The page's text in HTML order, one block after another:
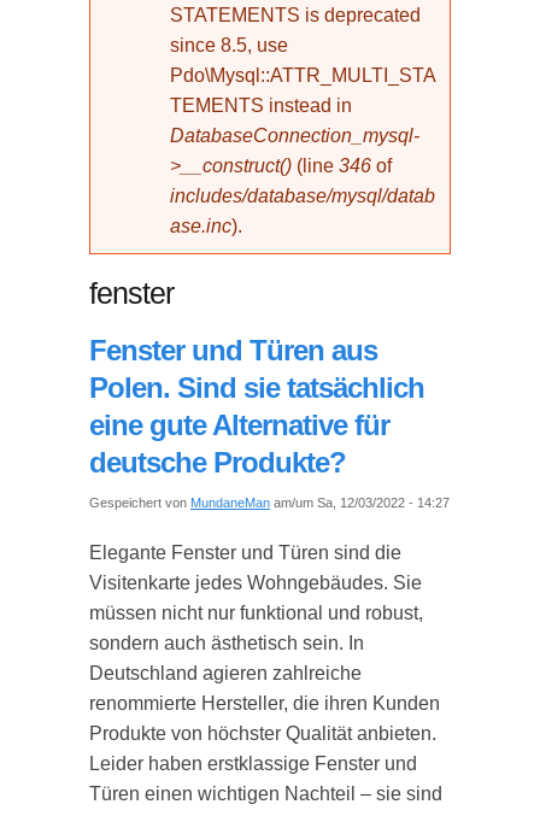
STATEMENTS is deprecated
since 8.5, use
Pdo\Mysql::ATTR_MULTI_STA
TEMENTS instead in
DatabaseConnection_mysql-
>__construct() (line 346 of
includes/database/mysql/datab
ase.inc).
fenster
Fenster und Türen aus
Polen. Sind sie tatsächlich
eine gute Alternative für
deutsche Produkte?
Gespeichert von MundaneMan am/um Sa, 12/03/2022 - 14:27
Elegante Fenster und Türen sind die
Visitenkarte jedes Wohngebäudes. Sie
müssen nicht nur funktional und robust,
sondern auch ästhetisch sein. In
Deutschland agieren zahlreiche
renommierte Hersteller, die ihren Kunden
Produkte von höchster Qualität anbieten.
Leider haben erstklassige Fenster und
Türen einen wichtigen Nachteil – sie sind